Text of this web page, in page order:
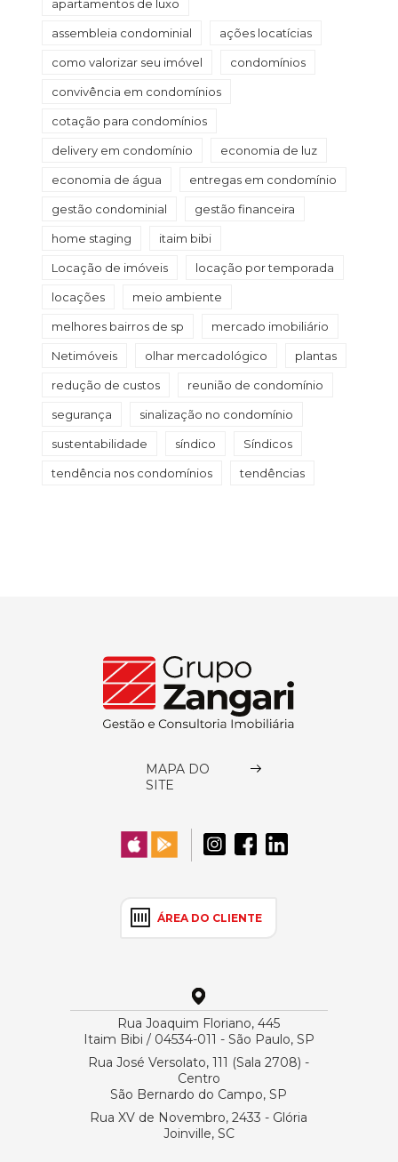
apartamentos de luxo
assembleia condominial ações locatícias
como valorizar seu imóvel condomínios
convivência em condomínios
cotação para condomínios
delivery em condomínio economia de luz
economia de água entregas em condomínio
gestão condominial gestão financeira
home staging itaim bibi
Locação de imóveis locação por temporada
locações meio ambiente
melhores bairros de sp mercado imobiliário
Netimóveis olhar mercadológico plantas
redução de custos reunião de condomínio
segurança sinalização no condomínio
sustentabilidade síndico Síndicos
tendência nos condomínios tendências
MAPA DO
SITE
ÁREA DO CLIENTE
Rua Joaquim Floriano, 445
Itaim Bibi / 04534-011 - São Paulo, SP
Rua José Versolato, 111 (Sala 2708) -
Centro
São Bernardo do Campo, SP
Rua XV de Novembro, 2433 - Glória
Joinville, SC